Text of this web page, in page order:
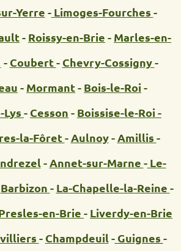
Yerre -Limoges-Fourches -
- Roissy-en-Brie - Marles-en-
- Coubert - Chevry-Cossigny-
- Mormant - Bois-le-Roi-
Lys - Cesson - Boissise-le-Roi -
la-Fôret - Aulnoy- Amillis -
- Annet-sur-Marne -Le-
Barbizon - La-Chapelle-la-Reine -
en-Brie - Liverdy-en-Brie
- Champdeuil - Guignes -